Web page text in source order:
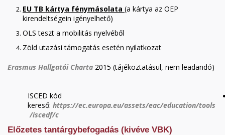
EU TB kártya fénymásolata (a kártya az OEP
kirendeltségein igényelhető)
OLS teszt a mobilitás nyelvéből
Zöld utazási támogatás esetén nyilatkozat
Erasmus Hallgatói Charta 2015 (tájékoztatásul, nem leadandó)
ISCED kód
kereső: https://ec.europa.eu/assets/eac/education/tools
/iscedf/c
Előzetes tantárgybefogadás (kivéve VBK)